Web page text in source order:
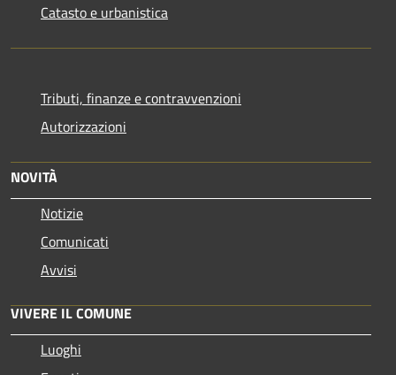
Catasto e urbanistica
Tributi, finanze e contravvenzioni
Autorizzazioni
NOVITÀ
Notizie
Comunicati
Avvisi
VIVERE IL COMUNE
Luoghi